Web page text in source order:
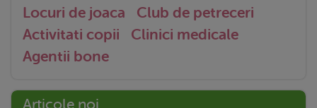
Locuri de joaca
Club de petreceri
Activitati copii
Clinici medicale
Agentii bone